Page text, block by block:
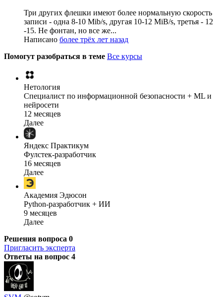
Три других флешки имеют более нормальную скорость
записи - одна 8-10 Mib/s, другая 10-12 MiB/s, третья - 12
-15. Не фонтан, но все же...
Написано более трёх лет назад
Помогут разобраться в теме Все курсы
Нетология
Специалист по информационной безопасности + ML и
нейросети
12 месяцев
Далее
Яндекс Практикум
Фулстек-разработчик
16 месяцев
Далее
Академия Эдюсон
Python-разработчик + ИИ
9 месяцев
Далее
Решения вопроса 0
Пригласить эксперта
Ответы на вопрос 4